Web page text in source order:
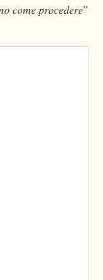
come procedere”